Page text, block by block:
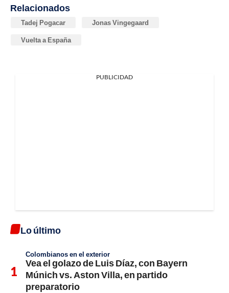
Relacionados
Tadej Pogacar Jonas Vingegaard
Vuelta a España
PUBLICIDAD
Lo último
Colombianos en el exterior
Vea el golazo de Luis Díaz, con Bayern
Múnich vs. Aston Villa, en partido
preparatorio